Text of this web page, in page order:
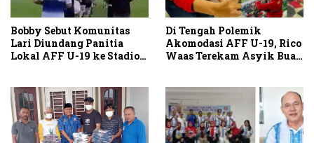
Bobby Sebut Komunitas
Lari Diundang Panitia
Lokal AFF U-19 ke Stadion
Di Tengah Polemik
Akomodasi AFF U-19, Rico
Waas Terekam Asyik Buat